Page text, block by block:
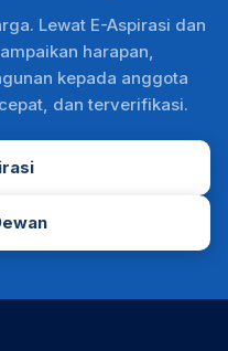
Lewat E-Aspirasi dan
harapan,
kepada anggota
dan terverifikasi.